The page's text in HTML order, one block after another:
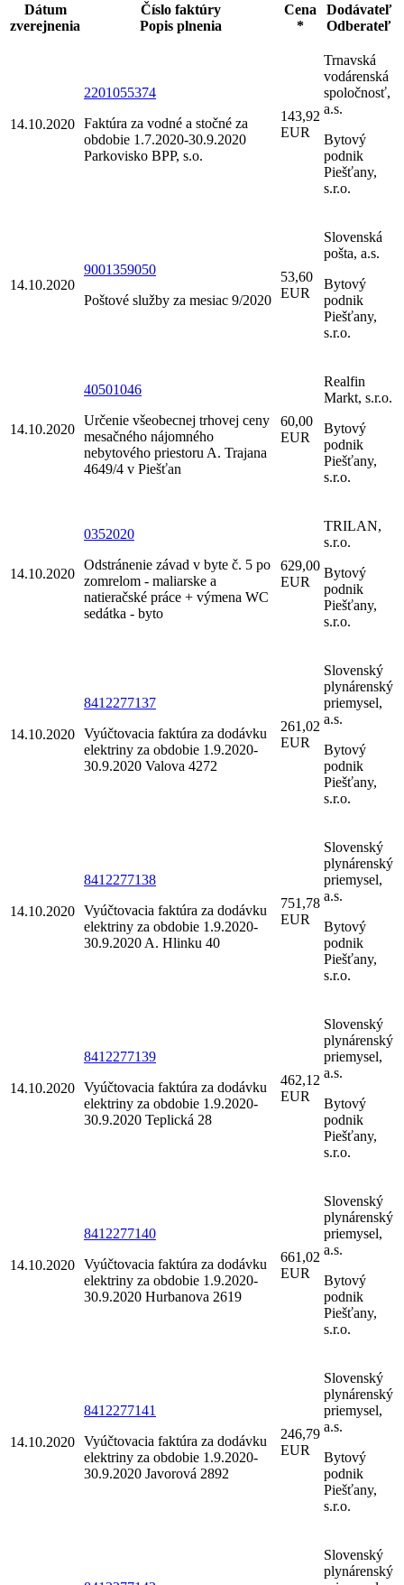
Dátum
zverejnenia
Číslo faktúry
Popis plnenia
Cena
*
Dodávateľ
Odberateľ
14.10.2020
2201055374
Faktúra za vodné a stočné za
obdobie 1.7.2020-30.9.2020
Parkovisko BPP, s.o.
143,92
EUR
Trnavská
vodárenská
spoločnosť,
a.s.
Bytový
podnik
Piešťany,
s.r.o.
14.10.2020
9001359050
Poštové služby za mesiac 9/2020
53,60
EUR
Slovenská
pošta, a.s.
Bytový
podnik
Piešťany,
s.r.o.
14.10.2020
40501046
Určenie všeobecnej trhovej ceny
mesačného nájomného
nebytového priestoru A. Trajana
4649/4 v Piešťan
60,00
EUR
Realfin
Markt, s.r.o.
Bytový
podnik
Piešťany,
s.r.o.
14.10.2020
0352020
Odstránenie závad v byte č. 5 po
zomrelom - maliarske a
natieračské práce + výmena WC
sedátka - byto
629,00
EUR
TRILAN,
s.r.o.
Bytový
podnik
Piešťany,
s.r.o.
14.10.2020
8412277137
Vyúčtovacia faktúra za dodávku
elektriny za obdobie 1.9.2020-
30.9.2020 Valova 4272
261,02
EUR
Slovenský
plynárenský
priemysel,
a.s.
Bytový
podnik
Piešťany,
s.r.o.
14.10.2020
8412277138
Vyúčtovacia faktúra za dodávku
elektriny za obdobie 1.9.2020-
30.9.2020 A. Hlinku 40
751,78
EUR
Slovenský
plynárenský
priemysel,
a.s.
Bytový
podnik
Piešťany,
s.r.o.
14.10.2020
8412277139
Vyúčtovacia faktúra za dodávku
elektriny za obdobie 1.9.2020-
30.9.2020 Teplická 28
462,12
EUR
Slovenský
plynárenský
priemysel,
a.s.
Bytový
podnik
Piešťany,
s.r.o.
14.10.2020
8412277140
Vyúčtovacia faktúra za dodávku
elektriny za obdobie 1.9.2020-
30.9.2020 Hurbanova 2619
661,02
EUR
Slovenský
plynárenský
priemysel,
a.s.
Bytový
podnik
Piešťany,
s.r.o.
14.10.2020
8412277141
Vyúčtovacia faktúra za dodávku
elektriny za obdobie 1.9.2020-
30.9.2020 Javorová 2892
246,79
EUR
Slovenský
plynárenský
priemysel,
a.s.
Bytový
podnik
Piešťany,
s.r.o.
Slovenský
plynárenský